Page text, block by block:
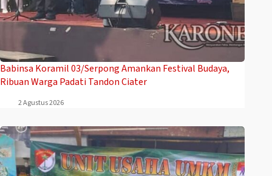
Babinsa Koramil 03/Serpong Amankan Festival Budaya,
Ribuan Warga Padati Tandon Ciater
2 Agustus 2026